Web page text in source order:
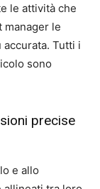
le attività che
manager le
Tutti i
sono
precise
e allo